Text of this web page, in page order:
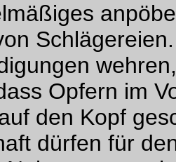
Opfern im
den Kopf
dürfen für